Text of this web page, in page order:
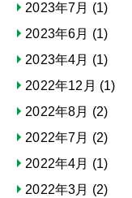
2023年7月 (1)
2023年6月 (1)
2023年4月 (1)
2022年12月 (1)
2022年8月 (2)
2022年7月 (2)
2022年4月 (1)
2022年3月 (2)